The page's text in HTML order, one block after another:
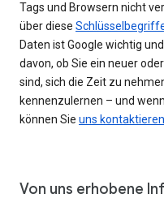
Tags und Browsern nicht
über diese
Daten ist Google wichtig
davon, ob Sie ein neuer
sind, sich die Zeit zu
kennenzulernen – und
können Sie uns kontaktieren
Von uns erhobene